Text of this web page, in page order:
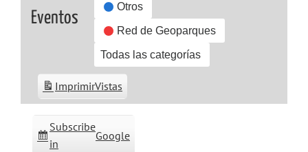
Eventos
Otros
Red de Geoparques
Todas las categorías
Subscribe
in
Google
ImprimirVistas